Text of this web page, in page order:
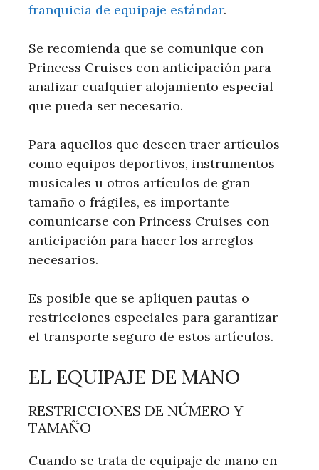
franquicia de equipaje estándar.
Se recomienda que se comunique con
Princess Cruises con anticipación para
analizar cualquier alojamiento especial
que pueda ser necesario.
Para aquellos que deseen traer artículos
como equipos deportivos, instrumentos
musicales u otros artículos de gran
tamaño o frágiles, es importante
comunicarse con Princess Cruises con
anticipación para hacer los arreglos
necesarios.
Es posible que se apliquen pautas o
restricciones especiales para garantizar
el transporte seguro de estos artículos.
EL EQUIPAJE DE MANO
RESTRICCIONES DE NÚMERO Y
TAMAÑO
Cuando se trata de equipaje de mano en